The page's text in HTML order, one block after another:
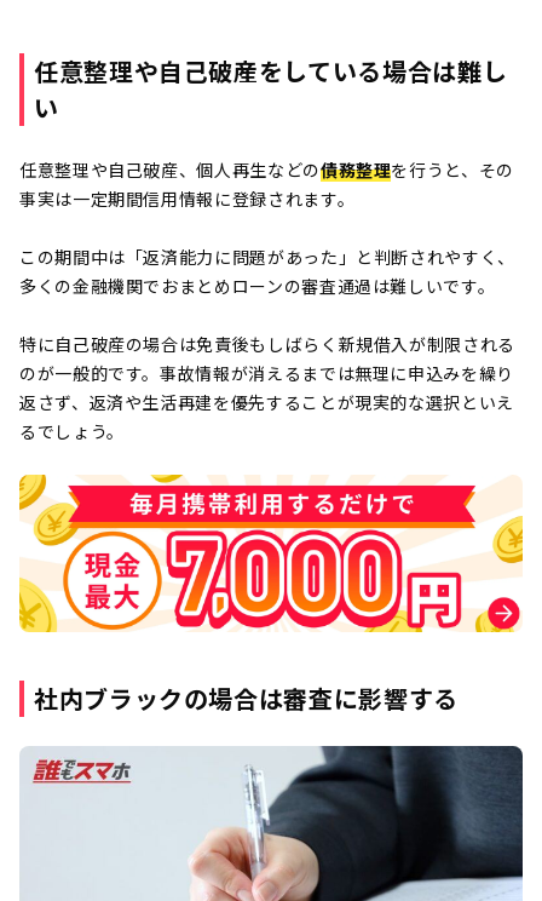
任意整理や自己破産をしている場合は難し
い
任意整理や自己破産、個人再生などの債務整理を行うと、その
事実は一定期間信用情報に登録されます。
この期間中は「返済能力に問題があった」と判断されやすく、
多くの金融機関でおまとめローンの審査通過は難しいです。
特に自己破産の場合は免責後もしばらく新規借入が制限される
のが一般的です。事故情報が消えるまでは無理に申込みを繰り
返さず、返済や生活再建を優先することが現実的な選択といえ
るでしょう。
社内ブラックの場合は審査に影響する